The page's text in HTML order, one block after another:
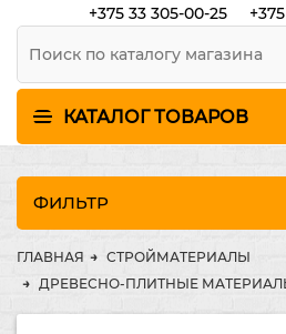
+375 33 305-00-25
КАТАЛОГ ТОВАРОВ
ФИЛЬТР
ГЛАВНАЯ
СТРОЙМАТЕРИАЛЫ
ДРЕВЕСНО-ПЛИТНЫЕ